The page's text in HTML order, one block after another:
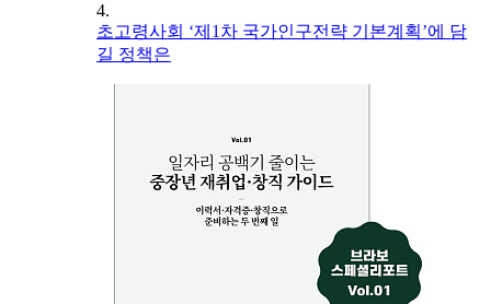
4.
초고령사회 ‘제1차 국가인구전략 기본계획’에 담
길 정책은